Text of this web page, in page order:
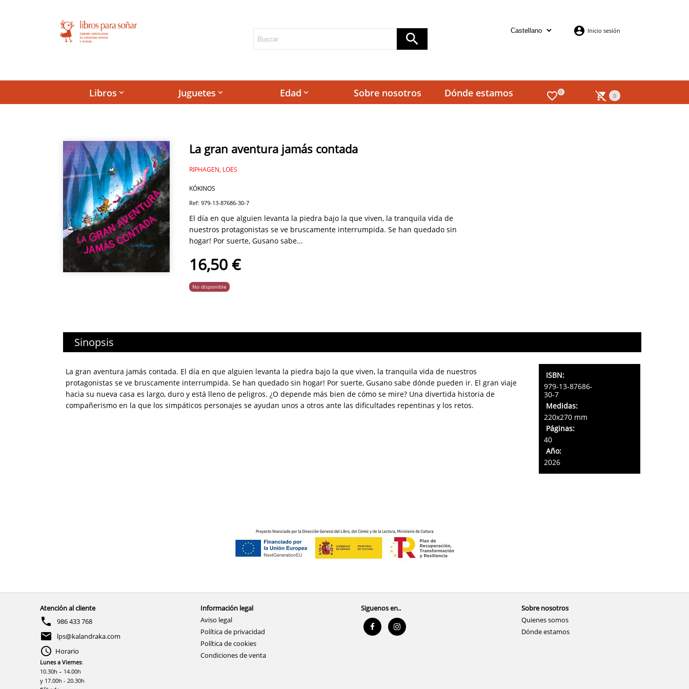
Inicio sesión
0 0
Libros keyboard_arrow_down Juguetes keyboard_arrow_down Edad keyboard_arrow_down Sobre nosotros Dónde estamos
La gran aventura jamás contada
RIPHAGEN, LOES
KÓKINOS
Ref: 979-13-87686-30-7
El día en que alguien levanta la piedra bajo la que viven, la tranquila vida de
nuestros protagonistas se ve bruscamente interrumpida. Se han quedado sin
hogar! Por suerte, Gusano sabe...
16,50 €
No disponible
Sinopsis
La gran aventura jamás contada. El día en que alguien levanta la piedra bajo la que viven, la tranquila vida de nuestros
protagonistas se ve bruscamente interrumpida. Se han quedado sin hogar! Por suerte, Gusano sabe dónde pueden ir. El gran viaje
hacia su nueva casa es largo, duro y está lleno de peligros. ¿O depende más bien de cómo se mire? Una divertida historia de
compañerismo en la que los simpáticos personajes se ayudan unos a otros ante las dificultades repentinas y los retos.
ISBN:
979-13-87686-
30-7
Medidas:
220x270 mm
Páginas:
40
Año:
2026
Atención al cliente
986 433 768
lps@kalandraka.com
Horario
Lunes a Viernes:
10.30h – 14.00h
y 17.00h - 20.30h
Información legal
Aviso legal
Política de privacidad
Política de cookies
Condiciones de venta
Siguenos en..
Sobre nosotros
Quienes somos
Dónde estamos